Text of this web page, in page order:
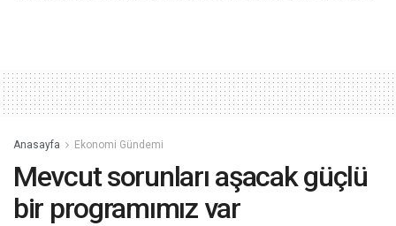
Anasayfa Ekonomi Gündemi
Mevcut sorunları aşacak güçlü
bir programımız var